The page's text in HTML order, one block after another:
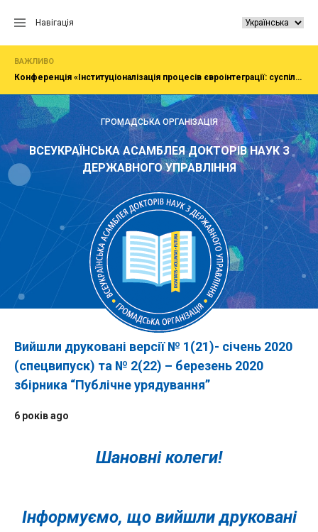
Навігація
ВАЖЛИВО
Конференція «Інституціоналізація процесів євроінтеграції: суспільство, економіка, адміністрування»
ГРОМАДСЬКА ОРГАНІЗАЦІЯ
ВСЕУКРАЇНСЬКА АСАМБЛЕЯ ДОКТОРІВ НАУК З
ДЕРЖАВНОГО УПРАВЛІННЯ
Вийшли друковані версії № 1(21)- січень 2020
(спецвипуск) та № 2(22) – березень 2020
збірника “Публічне урядування”
6 років ago
Шановні колеги!
Інформуємо, що вийшли друковані